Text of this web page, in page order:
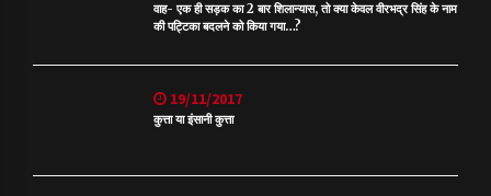
वाह- एक ही सड़क का 2 बार शिलान्यास, तो क्या केवल वीरभद्र सिंह के नाम
की पट्टिका बदलने को किया गया…?
19/11/2017
कुत्ता या इंसानी कुत्ता